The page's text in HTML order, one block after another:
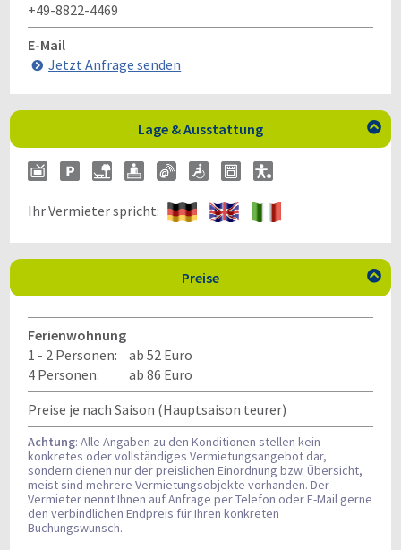
+49-8822-4469
E-Mail
Jetzt Anfrage senden
Lage & Ausstattung 
Ihr Vermieter spricht:
Preise 
Ferienwohnung
1 - 2 Personen:
ab 52 Euro
4 Personen:
ab 86 Euro
Preise je nach Saison (Hauptsaison teurer)
Achtung: Alle Angaben zu den Konditionen stellen kein
konkretes oder vollständiges Vermietungsangebot dar,
sondern dienen nur der preislichen Einordnung bzw. Übersicht,
meist sind mehrere Vermietungsobjekte vorhanden. Der
Vermieter nennt Ihnen auf Anfrage per Telefon oder E-Mail gerne
den verbindlichen Endpreis für Ihren konkreten
Buchungswunsch.